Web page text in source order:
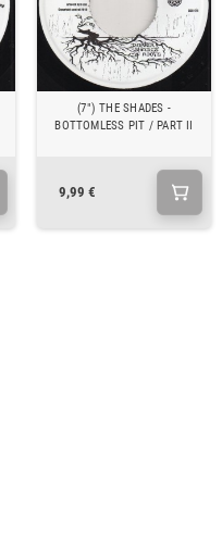
(7") THE SHADES -
BOTTOMLESS PIT / PART II
9,99 €